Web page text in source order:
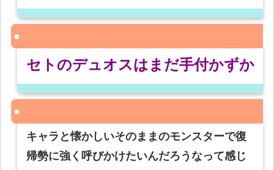
セトのデュオスはまだ手付かずか
キャラと懐かしいそのままのモンスターで復
帰勢に強く呼びかけたいんだろうなって感じ